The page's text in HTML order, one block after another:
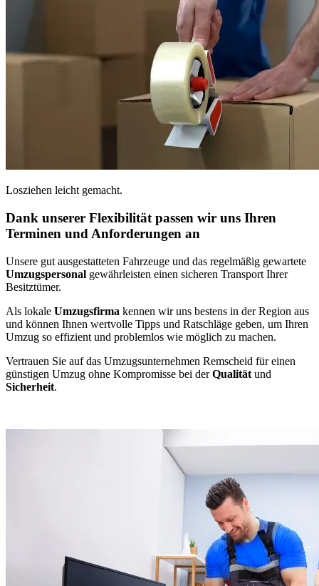
Losziehen leicht gemacht.
Dank unserer Flexibilität passen wir uns Ihren
Terminen und Anforderungen an
Unsere gut ausgestatteten Fahrzeuge und das regelmäßig gewartete
Umzugspersonal gewährleisten einen sicheren Transport Ihrer
Besitztümer.
Als lokale Umzugsfirma kennen wir uns bestens in der Region aus
und können Ihnen wertvolle Tipps und Ratschläge geben, um Ihren
Umzug so effizient und problemlos wie möglich zu machen.
Vertrauen Sie auf das Umzugsunternehmen Remscheid für einen
günstigen Umzug ohne Kompromisse bei derQualität und
Sicherheit.